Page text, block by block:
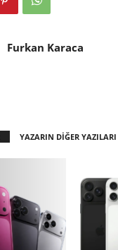
Furkan Karaca
YAZARIN DİĞER YAZILARI